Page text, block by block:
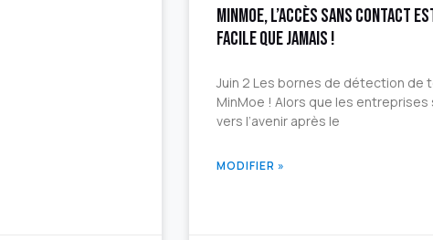
MinMoe, l’accès sans contact
facile que jamais !
Juin 2 Les bornes de détection de
MinMoe ! Alors que les
vers l’avenir après le
MODIFIER »